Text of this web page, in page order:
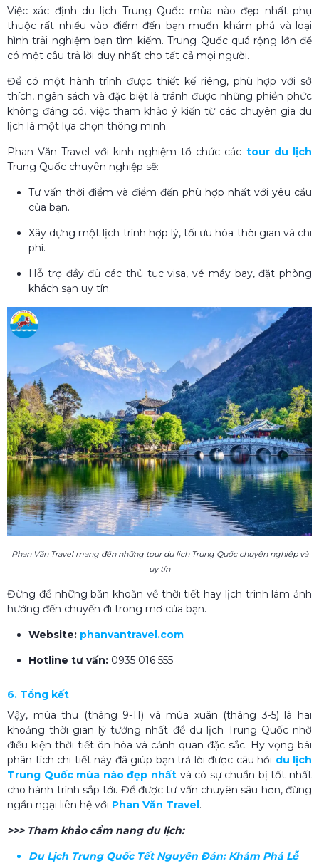
Việc xác định du lịch Trung Quốc mùa nào đẹp nhất phụ
thuộc rất nhiều vào điểm đến bạn muốn khám phá và loại
hình trải nghiệm bạn tìm kiếm. Trung Quốc quá rộng lớn để
có một câu trả lời duy nhất cho tất cả mọi người.
Để có một hành trình được thiết kế riêng, phù hợp với sở
thích, ngân sách và đặc biệt là tránh được những phiền phức
không đáng có, việc tham khảo ý kiến từ các chuyên gia du
lịch là một lựa chọn thông minh.
Phan Văn Travel với kinh nghiệm tổ chức các tour du lịch
Trung Quốc chuyên nghiệp sẽ:
Tư vấn thời điểm và điểm đến phù hợp nhất với yêu cầu
của bạn.
Xây dựng một lịch trình hợp lý, tối ưu hóa thời gian và chi
phí.
Hỗ trợ đầy đủ các thủ tục visa, vé máy bay, đặt phòng
khách sạn uy tín.
Phan Văn Travel mang đến những tour du lịch Trung Quốc chuyên nghiệp và
uy tín
Đừng để những băn khoăn về thời tiết hay lịch trình làm ảnh
hưởng đến chuyến đi trong mơ của bạn.
Website: phanvantravel.com
Hotline tư vấn: 0935 016 555
6. Tổng kết
Vậy, mùa thu (tháng 9-11) và mùa xuân (tháng 3-5) là hai
khoảng thời gian lý tưởng nhất để du lịch Trung Quốc nhờ
điều kiện thời tiết ôn hòa và cảnh quan đặc sắc. Hy vọng bài
phân tích chi tiết này đã giúp bạn trả lời được câu hỏi du lịch
Trung Quốc mùa nào đẹp nhất​ và có sự chuẩn bị tốt nhất
cho hành trình sắp tới. Để được tư vấn chuyên sâu hơn, đừng
ngần ngại liên hệ với Phan Văn Travel.
>>> Tham khảo cẩm nang du lịch:
Du Lịch Trung Quốc Tết Nguyên Đán​: Khám Phá Lễ